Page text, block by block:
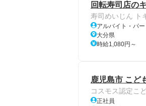
回転寿司店の
寿司めいじん ト
アルバイト・パー
大分県
時給1,080円～
鹿児島市 こど
コスモス認定こ
正社員